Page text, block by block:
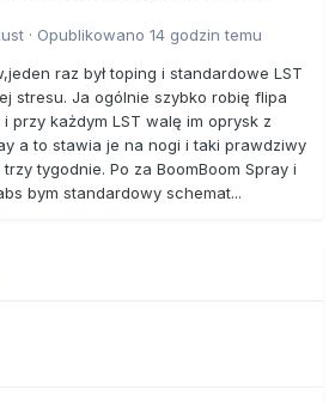
· Opublikowano 14 godzin temu
raz był toping i standardowe LST
stresu. Ja ogólnie szybko robię flipa
przy każdym LST walę im oprysk z
a to stawia je na nogi i taki prawdziwy
tygodnie. Po za BoomBoom Spray i
bym standardowy schemat...